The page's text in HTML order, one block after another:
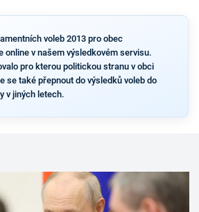
voleb 2013 pro obec
online v našem výsledkovém servisu.
pro kterou politickou stranu v obci
se také přepnout do výsledků voleb do
v jiných letech.